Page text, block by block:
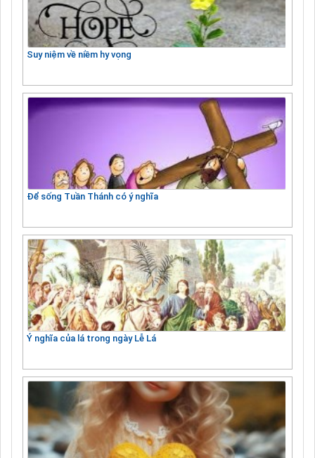
Suy niệm về niềm hy vọng
Để sống Tuần Thánh có ý nghĩa
Ý nghĩa của lá trong ngày Lễ Lá